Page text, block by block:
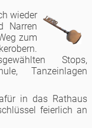
wieder
Narren
zum
Stops,
Tanzeinlagen
in das Rathaus
feierlich an